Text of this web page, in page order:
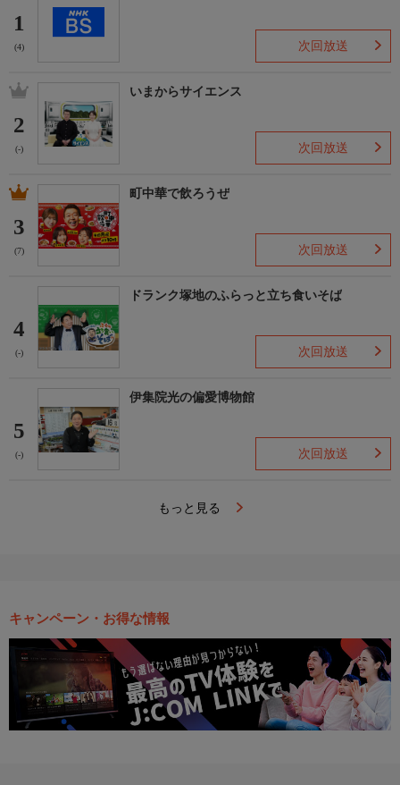
1
(4) 次回放送
2
(-)
いまからサイエンス
次回放送
3
(7)
町中華で飲ろうぜ
次回放送
4
(-)
ドランク塚地のふらっと立ち食いそば
次回放送
5
(-)
伊集院光の偏愛博物館
次回放送
もっと見る
キャンペーン・お得な情報